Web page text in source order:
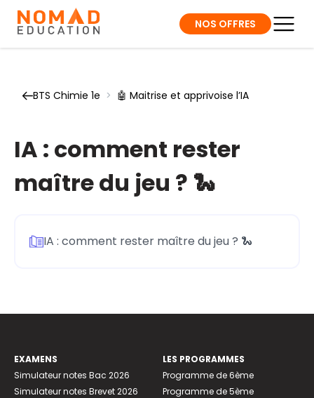
NOS OFFRES
BTS Chimie 1e > 🤖 Maitrise et apprivoise l’IA
IA : comment rester
maître du jeu ? 🐍
IA : comment rester maître du jeu ? 🐍
EXAMENS
Simulateur notes Bac 2026
Simulateur notes Brevet 2026
LES PROGRAMMES
Programme de 6ème
Programme de 5ème